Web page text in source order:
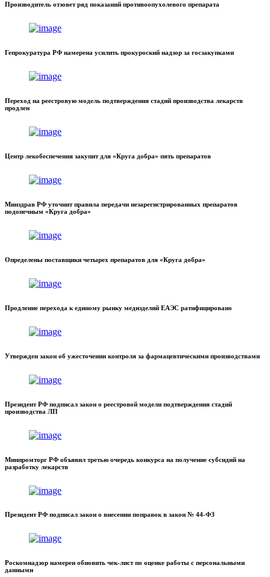
Производитель отзовет ряд показаний противоопухолевого препарата
Гепрокуратура РФ намерена усилить прокуроский надзор за госзакупками
Переход на реестровую модель подтверждения стадий производства лекарств
продлен
Центр лекобеспечения закупит для «Круга добра» пять препаратов
Минздрав РФ уточнит правила передачи незарегистрированных препаратов
подопечным «Круга добра»
Определены поставщики четырех препаратов для «Круга добра»
Продление перехода к единому рынку медизделий ЕАЭС ратифицировано
Утвержден закон об ужесточении контроля за фармацевтическими производствами
Президент РФ подписал закон о реестровой модели подтверждения стадий
производства ЛП
Минпромторг РФ объявил третью очередь конкурса на получение субсидий на
разработку лекарств
Президент РФ подписал закон о внесении поправок в закон № 44-ФЗ
Роскомнадзор намерен обновить чек-лист по оценке работы с персональными
данными